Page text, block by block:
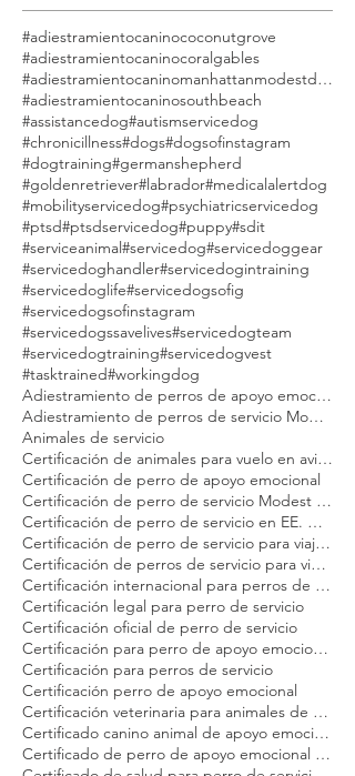
#adiestramientocaninococonutgrove
#adiestramientocaninocoralgables
#adiestramientocaninomanhattanmodestdog
#adiestramientocaninosouthbeach
#assistancedog#autismservicedog
#chronicillness#dogs#dogsofinstagram
#dogtraining#germanshepherd
#goldenretriever#labrador#medicalalertdog
#mobilityservicedog#psychiatricservicedog
#ptsd#ptsdservicedog#puppy#sdit
#serviceanimal#servicedog#servicedoggear
#servicedoghandler#servicedogintraining
#servicedoglife#servicedogsofig
#servicedogsofinstagram
#servicedogssavelives#servicedogteam
#servicedogtraining#servicedogvest
#tasktrained#workingdog
Adiestramiento de perros de apoyo emocional Modest Dog
Adiestramiento de perros de servicio Modest Dog
Animales de servicio
Certificación de animales para vuelo en avión Modest Dog
Certificación de perro de apoyo emocional
Certificación de perro de servicio Modest Dog
Certificación de perro de servicio en EE. UU. para adultos
Certificación de perro de servicio para viajeros
Certificación de perros de servicio para viajar en avión Modest Dog
Certificación internacional para perros de servicio Modest Dog
Certificación legal para perro de servicio
Certificación oficial de perro de servicio
Certificación para perro de apoyo emocional Modest Dog
Certificación para perros de servicio
Certificación perro de apoyo emocional
Certificación veterinaria para animales de servicio Modest Dog
Certificado canino animal de apoyo emocional
Certificado de perro de apoyo emocional para avión